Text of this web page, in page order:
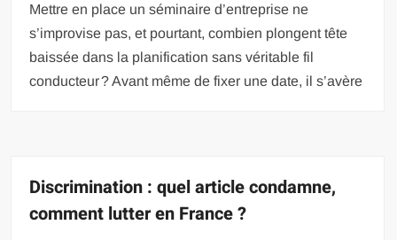
Mettre en place un séminaire d’entreprise ne
s’improvise pas, et pourtant, combien plongent tête
baissée dans la planification sans véritable fil
conducteur ? Avant même de fixer une date, il s’avère
Discrimination : quel article condamne,
comment lutter en France ?